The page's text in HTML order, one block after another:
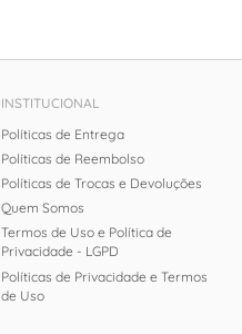
INSTITUCIONAL
Políticas de Entrega
Políticas de Reembolso
Políticas de Trocas e Devoluções
Quem Somos
Termos de Uso e Política de
Privacidade - LGPD
Políticas de Privacidade e Termos
de Uso